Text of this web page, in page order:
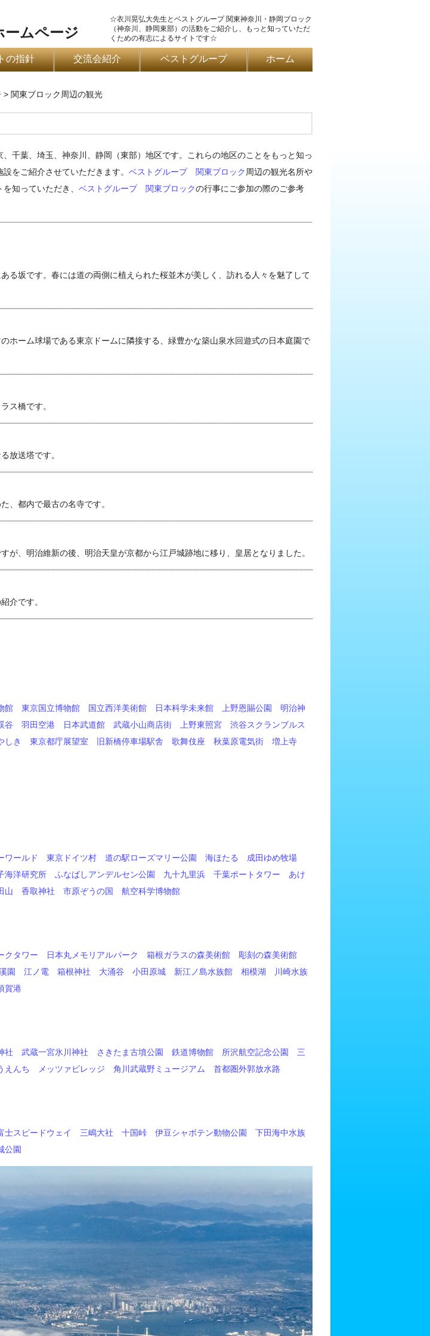
ームページ
☆衣川晃弘大先生とベストグループ 関東神奈川・静岡ブロック
（神奈川、静岡東部）の活動をご紹介し、もっと知っていただ
くための有志によるサイトです☆
の指針 交流会紹介 ベストグループ ホーム
> 関東ブロック周辺の観光
、千葉、埼玉、神奈川、静岡（東部）地区です。これらの地区のことをもっと知っ
をご紹介させていただきます。 ベストグループ 関東ブロック 周辺の観光名所や
知っていただき、 ベストグループ 関東ブロックの行事にご参加の際のご参考
る坂です。春には道の両側に植えられた桜並木が美しく、訪れる人々を魅了して
ホーム球場である東京ドームに隣接する、緑豊かな築山泉水回遊式の日本庭園で
ス橋です。
放送塔です。
、都内で最古の名寺です。
が、明治維新の後、明治天皇が京都から江戸城跡地に移り、皇居となりました。
介です。
館 東京国立博物館 国立西洋美術館 日本科学未来館 上野恩賜公園
明治神
谷 羽田空港 日本武道館 武蔵小山商店街 上野東照宮
渋谷スクランブルス
しき 東京都庁展望室 旧新橋停車場駅舎 歌舞伎座 秋葉原電気街
増上寺
ワールド 東京ドイツ村 道の駅ローズマリー公園 海ほたる
成田ゆめ牧場
海洋研究所 ふなばしアンデルセン公園 九十九里浜 千葉ポートタワー
あけ
山 香取神社 市原ぞうの国 航空科学博物館
クタワー 日本丸メモリアルパーク 箱根ガラスの森美術館
彫刻の森美術館
園 江ノ電 箱根神社 大涌谷 小田原城 新江ノ島水族館 相模湖
川崎水族
賀港
社 武蔵一宮氷川神社 さきたま古墳公園 鉄道博物館 所沢航空記念公園
三
えんち メッツァビレッジ 角川武蔵野ミュージアム 首都圏外郭放水路
士スピードウェイ 三嶋大社 十国峠 伊豆シャボテン動物公園
下田海中水族
公園